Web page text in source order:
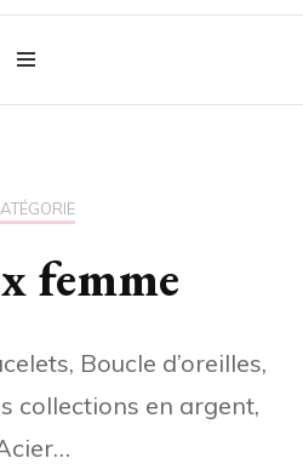
femme
Boucle d’oreilles,
collections en argent,